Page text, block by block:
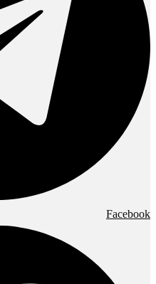
Facebook